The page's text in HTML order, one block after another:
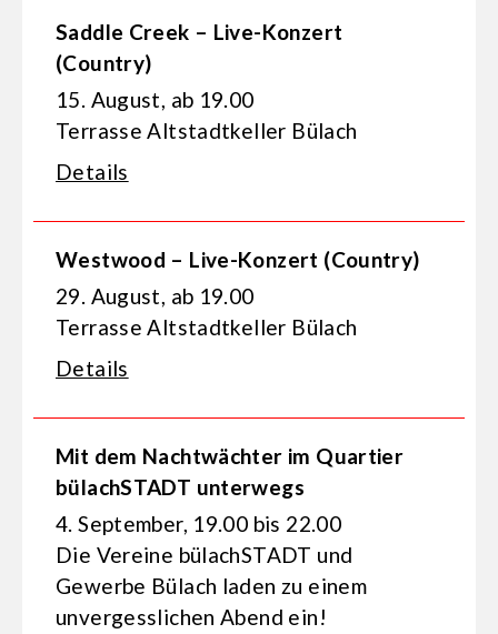
Saddle Creek – Live-Konzert
(Country)
15. August, ab 19.00
Terrasse Altstadtkeller Bülach
Details
Westwood – Live-Konzert (Country)
29. August, ab 19.00
Terrasse Altstadtkeller Bülach
Details
Mit dem Nachtwächter im Quartier
bülachSTADT unterwegs
4. September, 19.00 bis 22.00
Die Vereine bülachSTADT und
Gewerbe Bülach laden zu einem
unvergesslichen Abend ein!